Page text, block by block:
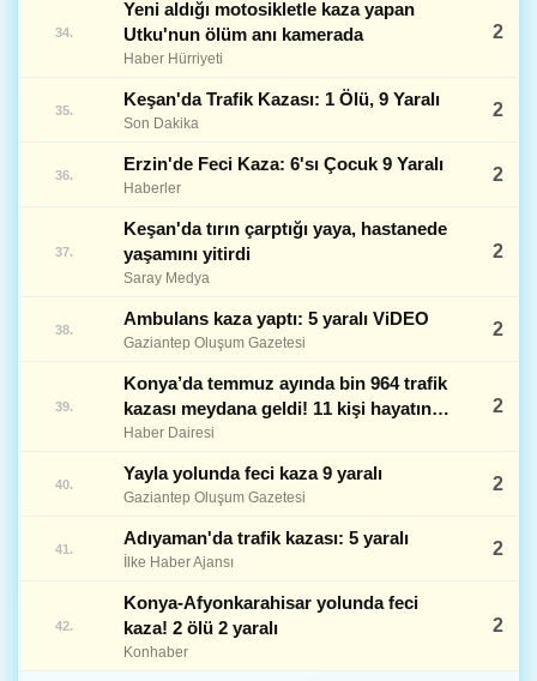
34.
Yeni aldığı motosikletle kaza yapan
Utku'nun ölüm anı kamerada
Haber Hürriyeti
2
35.
Keşan'da Trafik Kazası: 1 Ölü, 9 Yaralı
Son Dakika
2
36.
Erzin'de Feci Kaza: 6'sı Çocuk 9 Yaralı
Haberler
2
37.
Keşan'da tırın çarptığı yaya, hastanede
yaşamını yitirdi
Saray Medya
2
38.
Ambulans kaza yaptı: 5 yaralı ViDEO
Gaziantep Oluşum Gazetesi
2
39.
Konya’da temmuz ayında bin 964 trafik
kazası meydana geldi! 11 kişi hayatını
kaybetti
Haber Dairesi
2
40.
Yayla yolunda feci kaza 9 yaralı
Gaziantep Oluşum Gazetesi
2
41.
Adıyaman'da trafik kazası: 5 yaralı
İlke Haber Ajansı
2
42.
Konya-Afyonkarahisar yolunda feci
kaza! 2 ölü 2 yaralı
Konhaber
2